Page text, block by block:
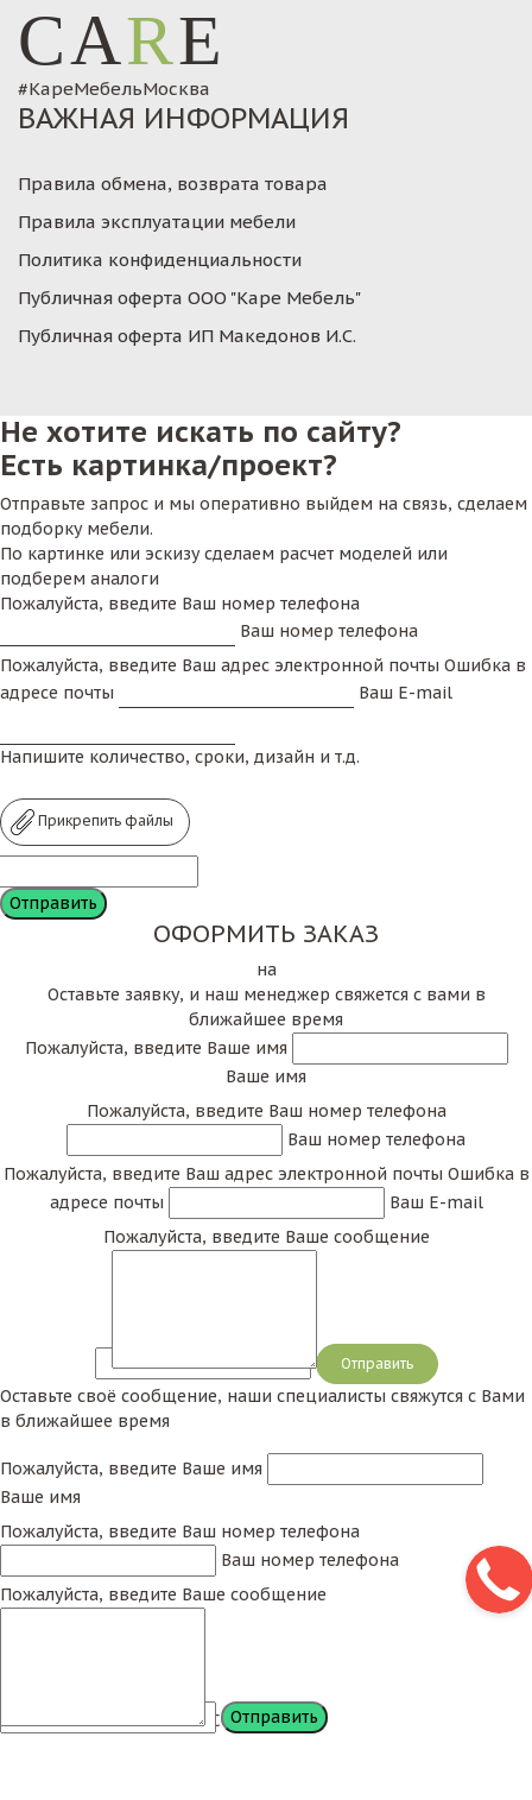
CARE
#КареМебельМосква
ВАЖНАЯ ИНФОРМАЦИЯ
Правила обмена, возврата товара
Правила эксплуатации мебели
Политика конфиденциальности
Публичная оферта ООО "Каре Мебель"
Публичная оферта ИП Македонов И.С.
Не хотите искать по сайту?
Есть картинка/проект?
Отправьте запрос и мы оперативно выйдем на связь, сделаем
подборку мебели.
По картинке или эскизу сделаем расчет моделей или
подберем аналоги
Пожалуйста, введите Ваш номер телефона
Ваш номер телефона
Пожалуйста, введите Ваш адрес электронной почты Ошибка в
адресе почты
Ваш E-mail
Напишите количество, сроки, дизайн и т.д.
Прикрепить файлы
ОФОРМИТЬ ЗАКАЗ
на
Оставьте заявку, и наш менеджер свяжется с вами в
ближайшее время
Пожалуйста, введите Ваше имя
Ваше имя
Пожалуйста, введите Ваш номер телефона
Ваш номер телефона
Пожалуйста, введите Ваш адрес электронной почты Ошибка в
адресе почты
Ваш E-mail
Пожалуйста, введите Ваше сообщение
Сообщение
Оставьте своё сообщение, наши специалисты свяжутся с Вами
в ближайшее время
Пожалуйста, введите Ваше имя
Ваше имя
Пожалуйста, введите Ваш номер телефона
Ваш номер телефона
Пожалуйста, введите Ваше сообщение
Сообщение